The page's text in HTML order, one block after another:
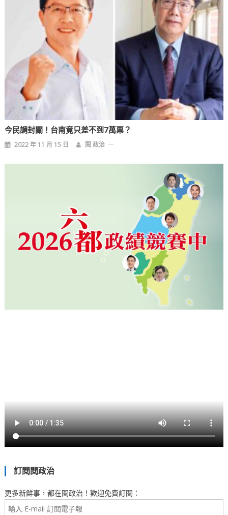
今民調封關！台南竟只差不到7萬票？
2022 年 11 月 15 日 閱 政治
訂閱閱政治
更多新鮮事，都在閱政治！歡迎免費訂閱：